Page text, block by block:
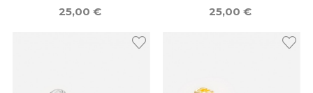
25,00 € 25,00 €